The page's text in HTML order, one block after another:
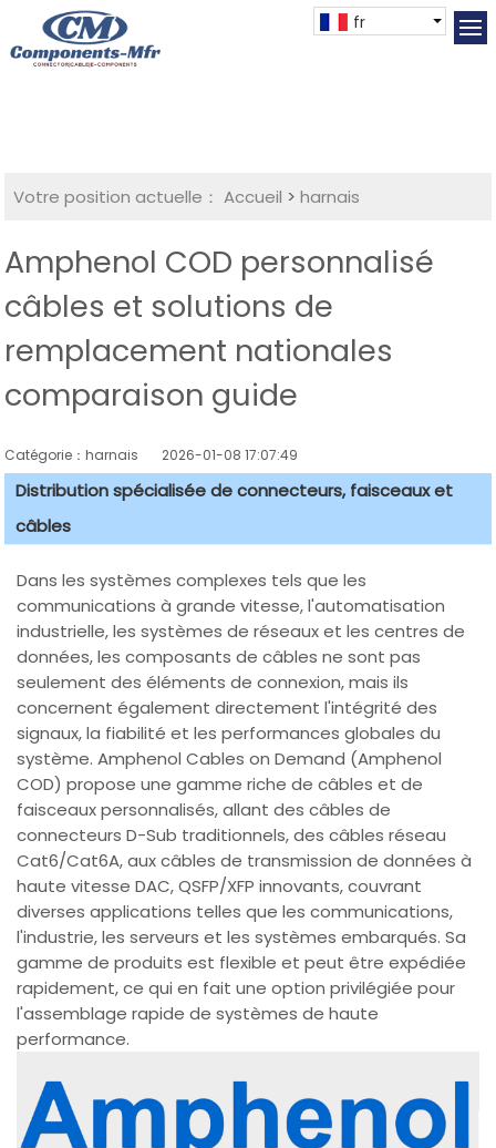
fr
Votre position actuelle： Accueil >harnais
Amphenol COD personnalisé
câbles et solutions de
remplacement nationales
comparaison guide
Catégorie：harnais 2026-01-08 17:07:49
Distribution spécialisée de connecteurs, faisceaux et
câbles
Dans les systèmes complexes tels que les
communications à grande vitesse, l'automatisation
industrielle, les systèmes de réseaux et les centres de
données, les composants de câbles ne sont pas
seulement des éléments de connexion, mais ils
concernent également directement l'intégrité des
signaux, la fiabilité et les performances globales du
système. Amphenol Cables on Demand (Amphenol
COD) propose une gamme riche de câbles et de
faisceaux personnalisés, allant des câbles de
connecteurs D-Sub traditionnels, des câbles réseau
Cat6/Cat6A, aux câbles de transmission de données à
haute vitesse DAC, QSFP/XFP innovants, couvrant
diverses applications telles que les communications,
l'industrie, les serveurs et les systèmes embarqués. Sa
gamme de produits est flexible et peut être expédiée
rapidement, ce qui en fait une option privilégiée pour
l'assemblage rapide de systèmes de haute
performance.